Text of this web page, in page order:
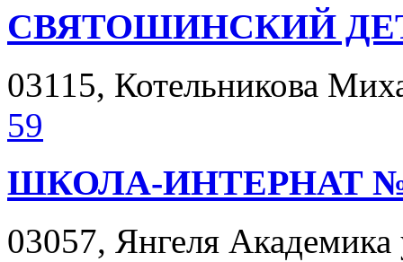
СВЯТОШИНСКИЙ
03115, Котельникова
59
ШКОЛА-ИНТЕРНАТ
03057, Янгеля